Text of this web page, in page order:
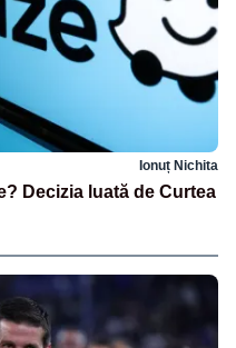
Ionuț Nichita
Decizia luată de Curtea